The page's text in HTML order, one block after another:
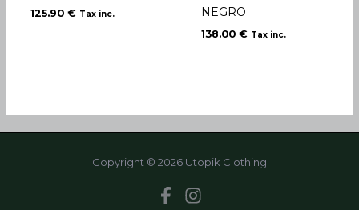
125.90€ Tax inc.
NEGRO
138.00 € Tax inc.
Copyright © 2026 Utopik Clothing